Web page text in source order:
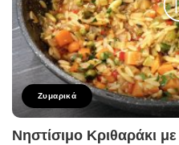
Ζυμαρικά
Νηστίσιμο Κριθαράκι